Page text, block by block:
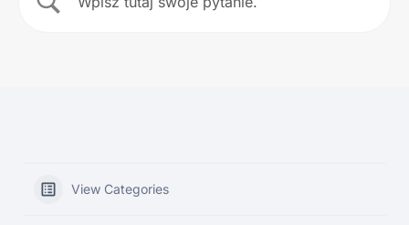
View Categories